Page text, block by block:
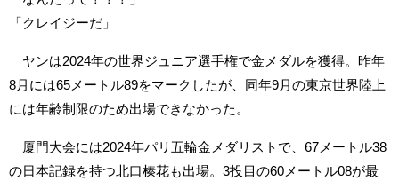
「クレイジーだ」
ヤンは2024年の世界ジュニア選手権で金メダルを獲得。昨年
8月には65メートル89をマークしたが、同年9月の東京世界陸上
には年齢制限のため出場できなかった。
厦門大会には2024年パリ五輪金メダリストで、67メートル38
の日本記録を持つ北口榛花も出場。3投目の60メートル08が最